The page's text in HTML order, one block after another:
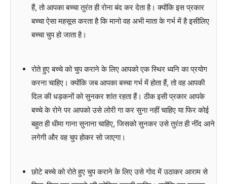
हैं, तो आपका बच्चा तुरंत ही रोना बंद कर देता है। क्योंकि इस प्रकार
बच्चा ऐसा महसूस करता है कि मानो वह अभी माता के गर्भ में है इसीलिए
बच्चा चुप हो जाता है।
रोते हुए बच्चे को चुप कराने के लिए आपको एक स्थिर ध्वनि का प्रयोग
करना चाहिए। क्योंकि जब आपका बच्चा गर्भ में होता हैं, तो वह आपकी
दिल की धड़कनों को सुनकर शांत रहता हैं। ठीक इसी प्रकार आपके
बच्चे के रोने पर आपको उसे लोरी गा कर सुना नहीं चाहिए या फिर कोई
बहुत ही धीमा गाना सुनाना चाहिए, जिसको सुनकर उसे तुरंत ही नींद आने
लगेगी और वह चुप होकर सो जाएगा।
छोटे बच्चे को रोते हुए चुप कराने के लिए उसे गोद में उठाकर आराम से